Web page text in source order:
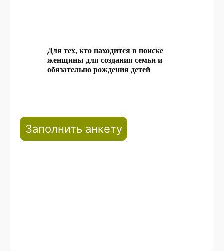
Для тех, кто находится в поиске
женщины для создания семьи и
обязательно рождения детей
Заполнить анкету